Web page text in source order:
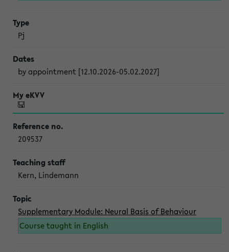
Pj
by appointment [12.10.2026-05.02.2027]
209537
Kern, Lindemann
Supplementary Module: Neural Basis of Behaviour
Course taught in English